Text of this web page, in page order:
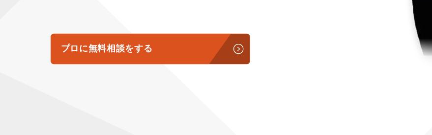
認定パートナー
動画ディレクター
プロに無料相談をする